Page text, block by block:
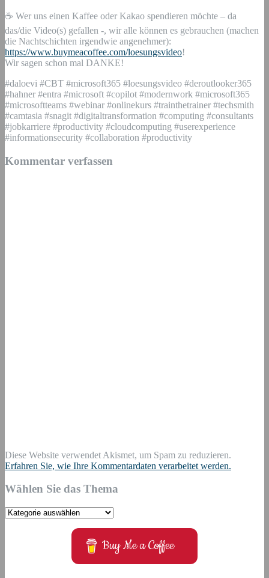
☕ Wer uns einen Kaffee oder Kakao spendieren möchte – da
das/die Video(s) gefallen -, wir alle können es gebrauchen (machen
die Nachtschichten irgendwie angenehmer):
https://www.buymeacoffee.com/loesungsvideo!
Wir sagen schon mal DANKE!
#daloevi #CBT #microsoft365 #loesungsvideo #deroutlooker365
#hahner #entra #microsoft #copilot #modernwork #microsoft365
#microsoftteams #webinar #onlinekurs #trainthetrainer #techsmith
#camtasia #snagit #digitaltransformation #computing #consultants
#jobkarriere #productivity #cloudcomputing #userexperience
#informationsecurity #collaboration #productivity
Kommentar verfassen
Diese Website verwendet Akismet, um Spam zu reduzieren.
Erfahren Sie, wie Ihre Kommentardaten verarbeitet werden.
Wählen Sie das Thema
Wählen
Buy Me a Coffee